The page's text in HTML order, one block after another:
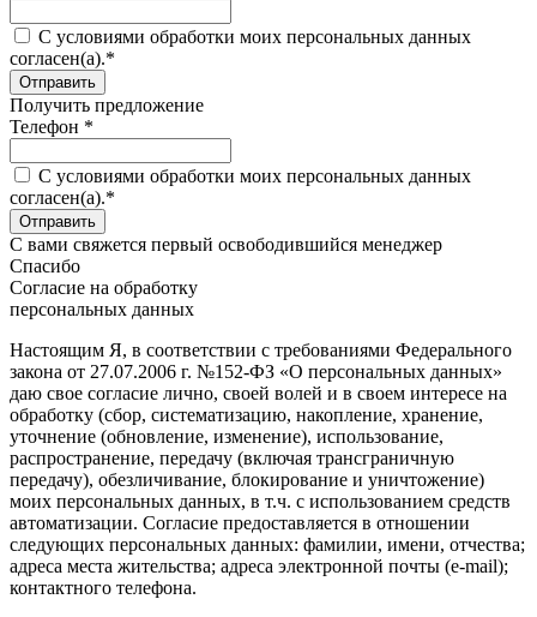
C условиями обработки моих персональных данных
согласен(а).*
Получить предложение
Телефон *
C условиями обработки моих персональных данных
согласен(а).*
С вами свяжется первый освободившийся менеджер
Спасибо
Согласие на обработку
персональных данных
Настоящим Я, в соответствии с требованиями Федерального
закона от 27.07.2006 г. №152-ФЗ «О персональных данных»
даю свое согласие лично, своей волей и в своем интересе на
обработку (сбор, систематизацию, накопление, хранение,
уточнение (обновление, изменение), использование,
распространение, передачу (включая трансграничную
передачу), обезличивание, блокирование и уничтожение)
моих персональных данных, в т.ч. с использованием средств
автоматизации. Согласие предоставляется в отношении
следующих персональных данных: фамилии, имени, отчества;
адреса места жительства; адреса электронной почты (e-mail);
контактного телефона.